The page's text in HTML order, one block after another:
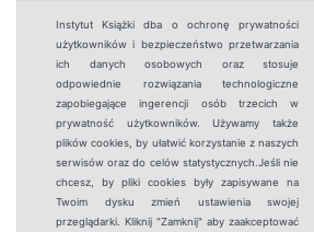
Instytut Książki dba o ochronę prywatności
użytkowników i bezpieczeństwo przetwarzania
ich danych osobowych oraz stosuje
odpowiednie rozwiązania technologiczne
zapobiegające ingerencji osób trzecich w
prywatność użytkowników. Używamy także
plików cookies, by ułatwić korzystanie z naszych
serwisów oraz do celów statystycznych.Jeśli nie
chcesz, by pliki cookies były zapisywane na
Twoim dysku zmień ustawienia swojej
przeglądarki. Kliknij "Zamknij" aby zaakceptować